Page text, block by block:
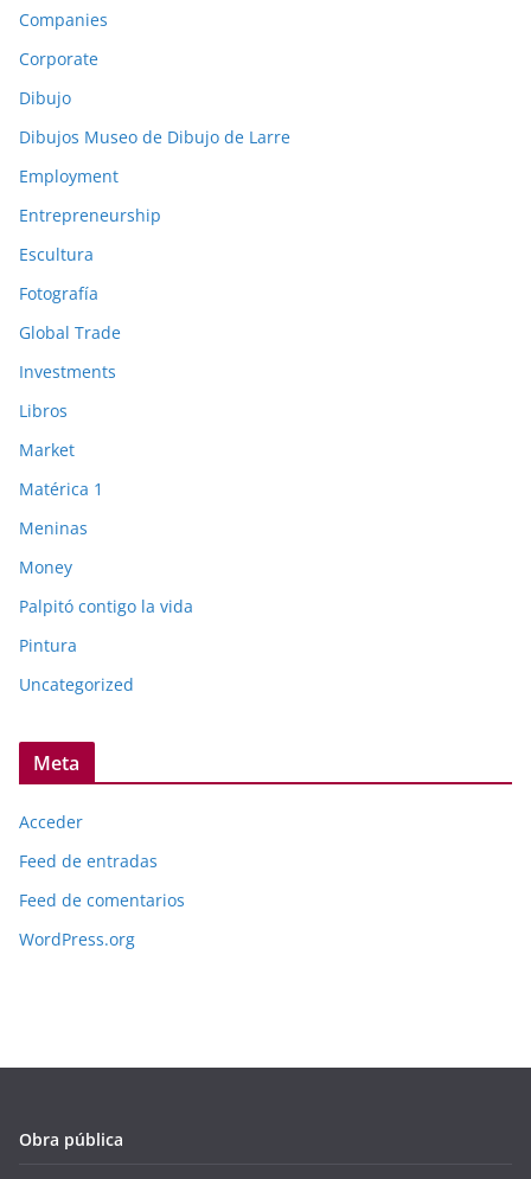
Companies
Corporate
Dibujo
Dibujos Museo de Dibujo de Larre
Employment
Entrepreneurship
Escultura
Fotografía
Global Trade
Investments
Libros
Market
Matérica 1
Meninas
Money
Palpitó contigo la vida
Pintura
Uncategorized
Meta
Acceder
Feed de entradas
Feed de comentarios
WordPress.org
Obra pública